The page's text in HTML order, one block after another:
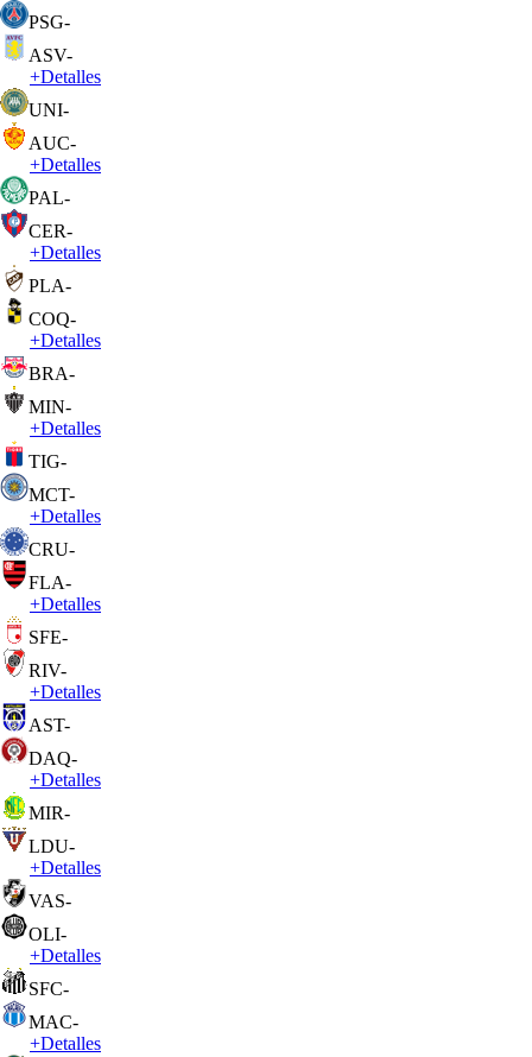
PSG-
ASV-
+Detalles
UNI-
AUC-
+Detalles
PAL-
CER-
+Detalles
PLA-
COQ-
+Detalles
BRA-
MIN-
+Detalles
TIG-
MCT-
+Detalles
CRU-
FLA-
+Detalles
SFE-
RIV-
+Detalles
AST-
DAQ-
+Detalles
MIR-
LDU-
+Detalles
VAS-
OLI-
+Detalles
SFC-
MAC-
+Detalles